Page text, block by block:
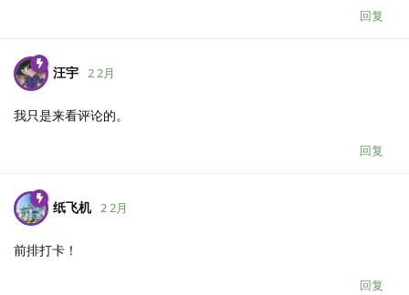
回复
汪宇 2 2月
我只是来看评论的。
回复
纸飞机 2 2月
前排打卡！
回复